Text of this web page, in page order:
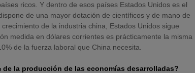
ricos. Y dentro de esos países Estados Unidos es el
de una mayor dotación de científicos y de mano de
de la industria china, Estados Unidos sigue
medida en dólares corrientes es prácticamente la misma
de la fuerza laboral que China necesita.
la producción de las economías desarrolladas?